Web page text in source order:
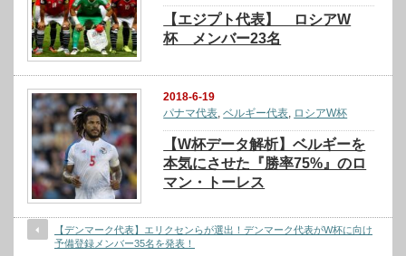
【エジプト代表】 ロシアW
杯 メンバー23名
2018-6-19
パナマ代表,ベルギー代表, ロシアW杯
【W杯データ解析】ベルギーを
本気にさせた『勝率75%』のロ
マン・トーレス
【デンマーク代表】エリクセンらが選出！デンマーク代表がW杯に向け
予備登録メンバー35名を発表！